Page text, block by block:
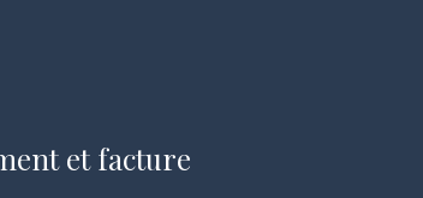
et facture